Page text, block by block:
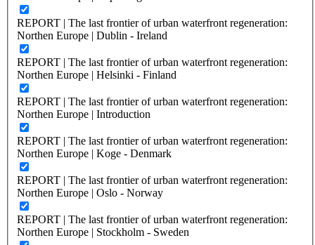
REPORT | The last frontier of urban waterfront regeneration:
Northen Europe | Dublin - Ireland
REPORT | The last frontier of urban waterfront regeneration:
Northen Europe | Helsinki - Finland
REPORT | The last frontier of urban waterfront regeneration:
Northen Europe | Introduction
REPORT | The last frontier of urban waterfront regeneration:
Northen Europe | Koge - Denmark
REPORT | The last frontier of urban waterfront regeneration:
Northen Europe | Oslo - Norway
REPORT | The last frontier of urban waterfront regeneration:
Northen Europe | Stockholm - Sweden